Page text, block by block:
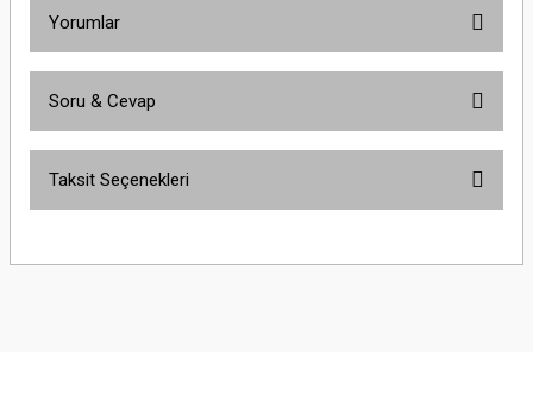
Yorumlar
Soru & Cevap
Soru Sor
Taksit Seçenekleri